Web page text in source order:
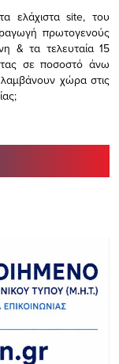
ελάχισταsite, του
πρωτογενούς
& τα τελευταία 15
σε ποσοστό άνω
χώρα στις